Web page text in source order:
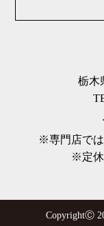
栃木
※専門店では
※定休
CopyrightⒸ